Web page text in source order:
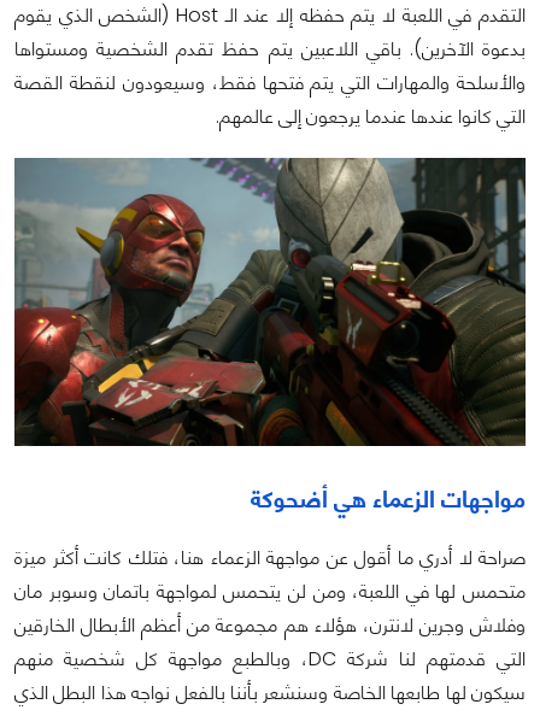
التقدم في اللعبة لا يتم حفظه إلا عند الـ Host (الشخص الذي يقوم
بدعوة الآخرين). باقي اللاعبين يتم حفظ تقدم الشخصية ومستواها
والأسلحة والمهارات التي يتم فتحها فقط، وسيعودون لنقطة القصة
التي كانوا عندها عندما يرجعون إلى عالمهم.
مواجهات الزعماء هي أضحوكة
صراحة لا أدري ما أقول عن مواجهة الزعماء هنا، فتلك كانت أكثر ميزة
متحمس لها في اللعبة، ومن لن يتحمس لمواجهة باتمان وسوبر مان
وفلاش وجرين لانترن، هؤلاء هم مجموعة من أعظم الأبطال الخارقين
التي قدمتهم لنا شركة DC، وبالطبع مواجهة كل شخصية منهم
سيكون لها طابعها الخاصة وسنشعر بأننا بالفعل نواجه هذا البطل الذي